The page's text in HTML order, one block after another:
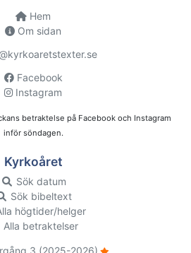
Hem
Om sidan
Facebook
Instagram
betraktelse på Facebook och Instagram
inför söndagen.
Kyrkoåret
Sök datum
Sök bibeltext
högtider/helger
Alla betraktelser
3 (2025-2026)